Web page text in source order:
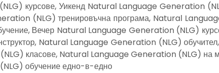
курсове, Уикенд Natural Language Generation
(NLG) тренировъчна програма, Natural
Вечер Natural Language Generation (NLG)
Natural Language Generation (NLG)
класове, Natural Language Generation (NLG) на
обучение едно-в-едно